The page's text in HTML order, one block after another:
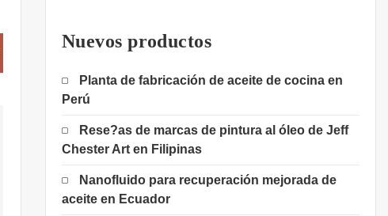
Nuevos productos
Planta de fabricación de aceite de cocina en
Perú
Rese?as de marcas de pintura al óleo de Jeff
Chester Art en Filipinas
Nanofluido para recuperación mejorada de
aceite en Ecuador